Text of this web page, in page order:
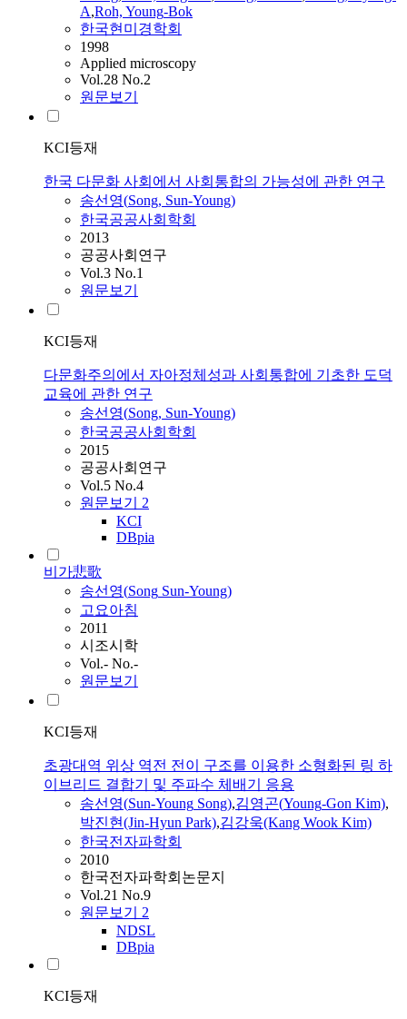
A,Roh, Young-Bok
한국현미경학회
1998
Applied microscopy
Vol.28 No.2
원문보기
KCI등재
한국 다문화 사회에서 사회통합의 가능성에 관한 연구
송선영(Song, Sun-Young)
한국공공사회학회
2013
공공사회연구
Vol.3 No.1
원문보기
KCI등재
다문화주의에서 자아정체성과 사회통합에 기초한 도덕
교육에 관한 연구
송선영(Song, Sun-Young)
한국공공사회학회
2015
공공사회연구
Vol.5 No.4
원문보기 2
KCI
DBpia
비가悲歌
송선영(Song Sun-Young)
고요아침
2011
시조시학
Vol.- No.-
원문보기
KCI등재
초광대역 위상 역전 전이 구조를 이용한 소형화된 링 하
이브리드 결합기 및 주파수 체배기 응용
송선영(Sun-Young Song),김영곤(Young-Gon Kim),
박진현(Jin-Hyun Park),김강욱(Kang Wook Kim)
한국전자파학회
2010
한국전자파학회논문지
Vol.21 No.9
원문보기 2
NDSL
DBpia
KCI등재